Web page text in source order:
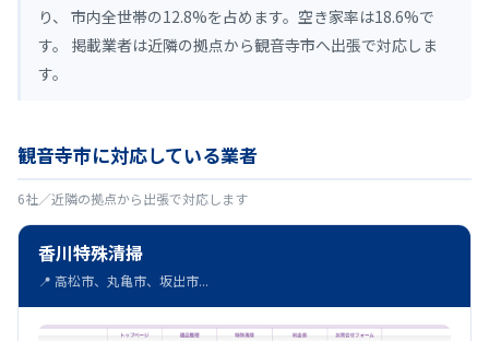
り、 市内全世帯の12.8%を占めます。空き家率は18.6%で
す。 掲載業者は近隣の拠点から観音寺市へ出張で対応しま
す。
観音寺市に対応している業者
6社／近隣の拠点から出張で対応します
香川特殊清掃
📍 高松市、丸亀市、坂出市...